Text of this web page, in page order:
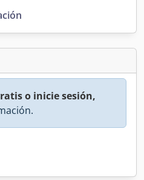
o inicie sesión,